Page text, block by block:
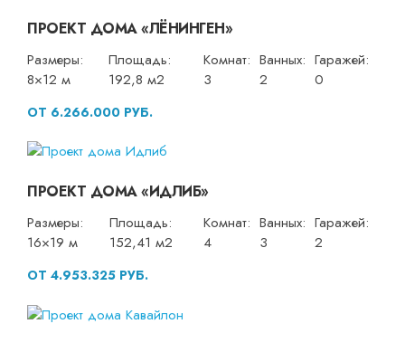
ПРОЕКТ ДОМА «ЛЁНИНГЕН»
Размеры:
8×12 м
Площадь:
192,8 м2
Комнат:
3
Ванных:
2
Гаражей:
0
ОТ 6.266.000 РУБ.
ПРОЕКТ ДОМА «ИДЛИБ»
Размеры:
16×19 м
Площадь:
152,41 м2
Комнат:
4
Ванных:
3
Гаражей:
2
ОТ 4.953.325 РУБ.